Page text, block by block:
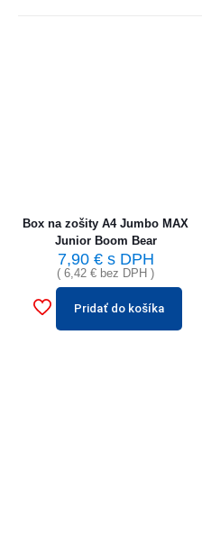
Box na zošity A4 Jumbo MAX
Junior Boom Bear
7,90 €s DPH
( 6,42 € bez DPH )
Pridať do košíka